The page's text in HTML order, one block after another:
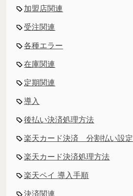
加盟店関連
受注関連
各種エラー
在庫関連
定期関連
導入
後払い決済処理方法
楽天カード決済 分割払い設定
楽天カード決済処理方法
楽天ペイ 導入手順
決済関連